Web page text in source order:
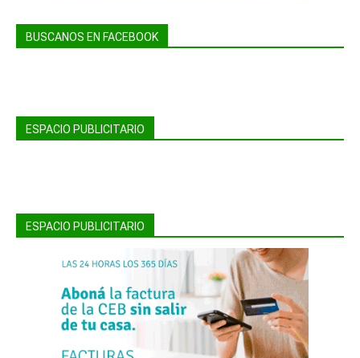
BUSCANOS EN FACEBOOK
ESPACIO PUBLICITARIO
ESPACIO PUBLICITARIO